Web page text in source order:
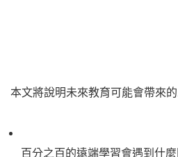
本文將說明未來教育可能會帶來的
百分之百的遠端學習會遇到什麼